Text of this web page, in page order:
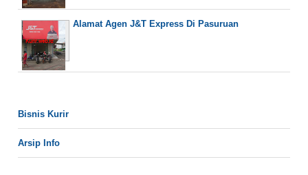
Alamat Agen J&T Express Di Pasuruan
Bisnis Kurir
Arsip Info